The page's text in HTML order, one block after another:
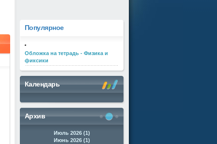
Популярное
Обложка на тетрадь - Физика и
фиксики
Календарь
Архив
Июль 2026 (1)
Июнь 2026 (1)